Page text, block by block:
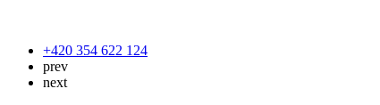
+420 354 622 124
prev
next